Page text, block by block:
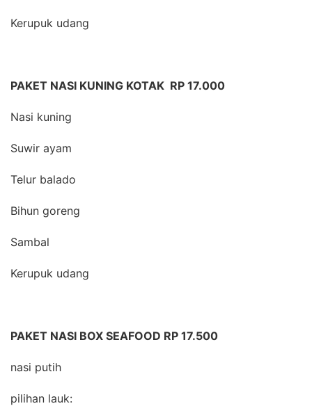
Kerupuk udang
PAKET NASI KUNING KOTAK RP 17.000
Nasi kuning
Suwir ayam
Telur balado
Bihun goreng
Sambal
Kerupuk udang
PAKET NASI BOX SEAFOOD RP 17.500
nasi putih
pilihan lauk: